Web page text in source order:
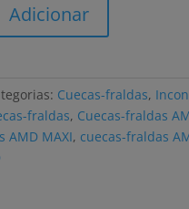
Adicionar
Cuecas-fraldas,
fraldas, Cuecas-fraldas
AMD MAXI, cuecas-fraldas